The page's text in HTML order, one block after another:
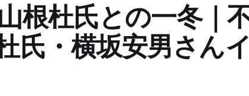
根杜氏との一冬｜
氏・横坂安男さん